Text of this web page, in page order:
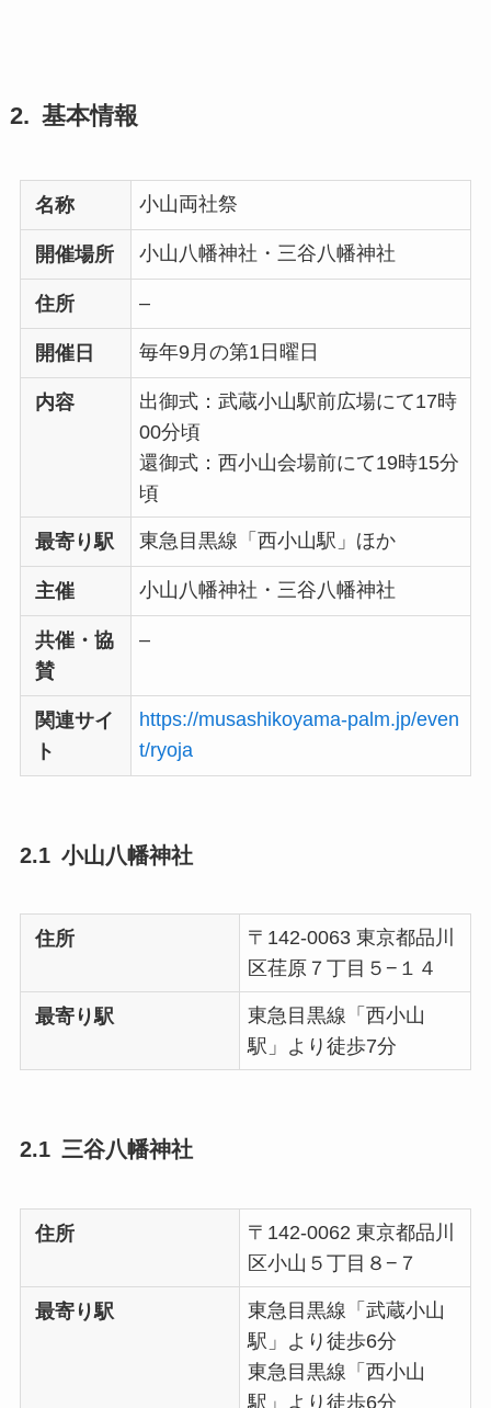
基本情報
名称 小山両社祭
開催場所 小山八幡神社・三谷八幡神社
住所 –
開催日 毎年9月の第1日曜日
内容
出御式：武蔵小山駅前広場にて17時
00分頃
還御式：西小山会場前にて19時15分
頃
最寄り駅 東急目黒線「西小山駅」ほか
主催 小山八幡神社・三谷八幡神社
共催・協
賛
–
関連サイ
ト
https://musashikoyama-palm.jp/even
t/ryoja
小山八幡神社
住所
〒142-0063 東京都品川
区荏原７丁目５−１４
最寄り駅
東急目黒線「西小山
駅」より徒歩7分
三谷八幡神社
住所
〒142-0062 東京都品川
区小山５丁目８−７
最寄り駅
東急目黒線「武蔵小山
駅」より徒歩6分
東急目黒線「西小山
駅」より徒歩6分